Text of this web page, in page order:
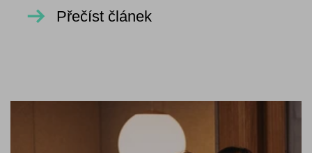
Přečíst článek